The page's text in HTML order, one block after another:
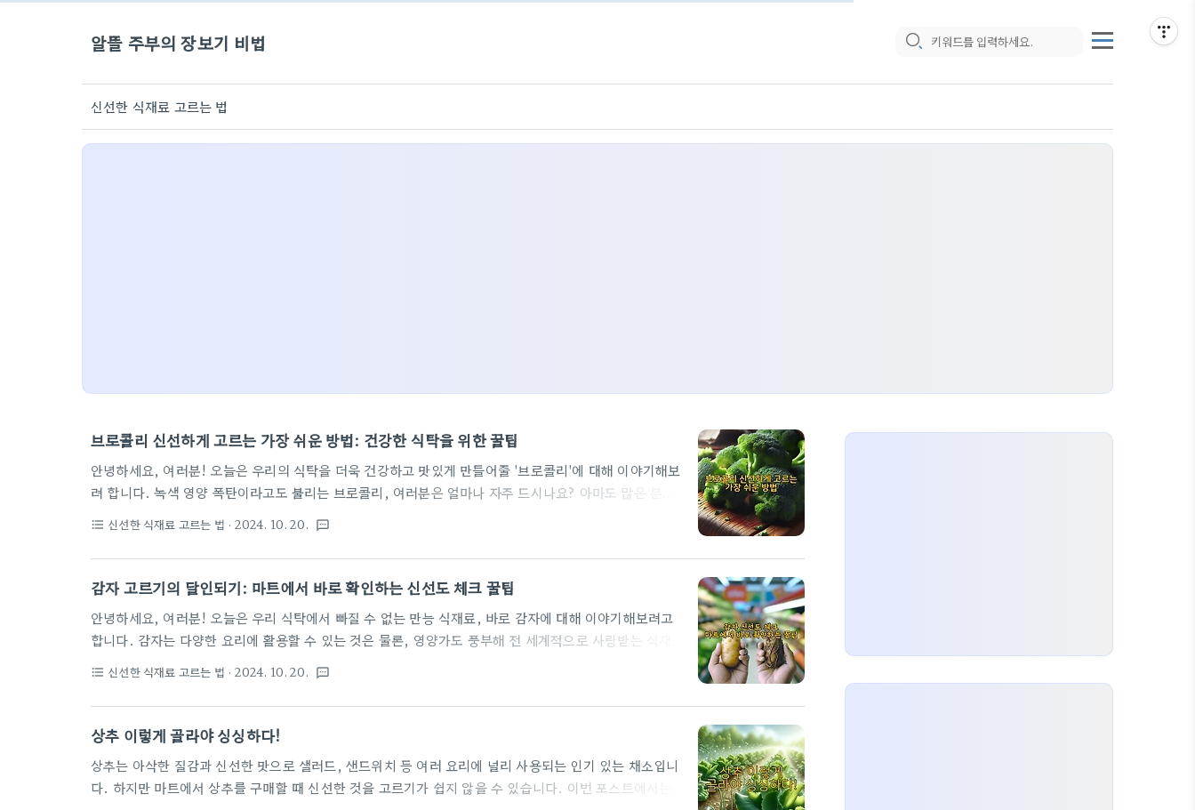
알뜰 주부의 장보기 비법
신선한 식재료 고르는 법
브로콜리 신선하게 고르는 가장 쉬운 방법: 건강한 식탁을 위한 꿀팁
안녕하세요, 여러분! 오늘은 우리의 식탁을 더욱 건강하고 맛있게 만들어줄 '브로콜리'에 대해 이야기해보
려 합니다. 녹색 영양 폭탄이라고도 불리는 브로콜리, 여러분은 얼마나 자주 드시나요? 아마도 많은 분들
게 신선한 건가?", "이렇게 보관해도 될까?" 하는 질문들이 머릿속을 맴돌았을 거예요.걱정 마세요! 오늘
이 포스트를 통해 브로콜리를 신선하게 고르는 가장 쉬운 방법부터 보관법, 그리고 브로콜리의 숨겨진 매
력까지 낱낱이 파헤쳐볼 테니까요. 이제 여러분도 브로콜리 전문가가 될 수 있습니다. 함께 시작해볼까요?
format_list_bulleted 신선한 식재료 고르는 법 · 2024. 10. 20. textsms
감자 고르기의 달인되기: 마트에서 바로 확인하는 신선도 체크 꿀팁
안녕하세요, 여러분! 오늘은 우리 식탁에서 빠질 수 없는 만능 식재료, 바로 감자에 대해 이야기해보려고
합니다. 감자는 다양한 요리에 활용할 수 있는 것은 물론, 영양가도 풍부해 전 세계적으로 사랑받는 식재료
은 여러분께 마트에서 바로 활용할 수 있는 감자 신선도 체크 꿀팁을 알려드리려고 합니다. 이 팁들만 알고
있다면, 여러분도 어느새 감자 고르기의 달인이 되어 있을 거예요!감자의 겉모습으로 신선도 판단하기감
자를 고를 때 가장 먼저 확인해야 할 것은 바로 겉모습입니다. 신선한 감자는 껍질이 매끄럽고 윤기가 납니
format_list_bulleted 신선한 식재료 고르는 법 · 2024. 10. 20. textsms
상추 이렇게 골라야 싱싱하다!
상추는 아삭한 질감과 신선한 맛으로 샐러드, 샌드위치 등 여러 요리에 널리 사용되는 인기 있는 채소입니
다. 하지만 마트에서 상추를 구매할 때 신선한 것을 고르기가 쉽지 않을 수 있습니다. 이번 포스트에서는